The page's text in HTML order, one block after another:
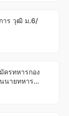
าร วุฒิ ม.6/
ครทหารกอง
นายทหาร